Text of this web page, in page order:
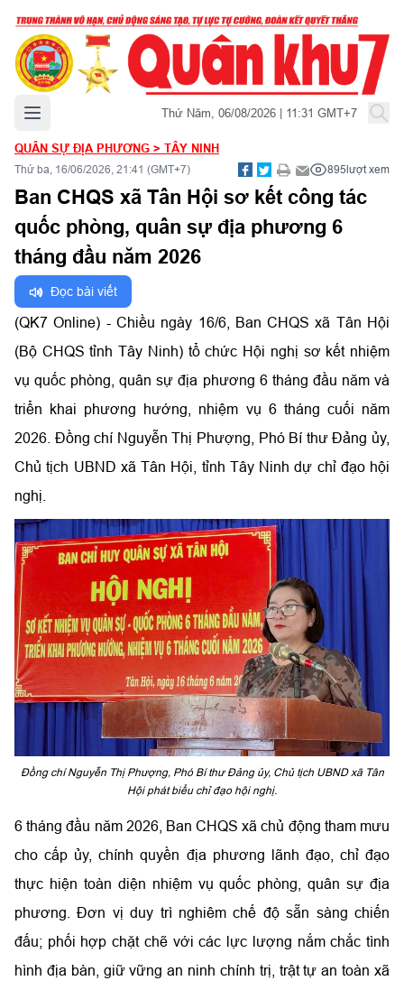
Mở menu chính Thứ Năm, 06/08/2026 | 11:31 GMT+7
QUÂN SỰ ĐỊA PHƯƠNG > TÂY NINH
Thứ ba, 16/06/2026, 21:41 (GMT+7) 895lượt xem
Ban CHQS xã Tân Hội sơ kết công tác
quốc phòng, quân sự địa phương 6
tháng đầu năm 2026
Đọc bài viết
(QK7 Online) - Chiều ngày 16/6, Ban CHQS xã Tân Hội
(Bộ CHQS tỉnh Tây Ninh) tổ chức Hội nghị sơ kết nhiệm
vụ quốc phòng, quân sự địa phương 6 tháng đầu năm và
triển khai phương hướng, nhiệm vụ 6 tháng cuối năm
2026. Đồng chí Nguyễn Thị Phượng, Phó Bí thư Đảng ủy,
Chủ tịch UBND xã Tân Hội, tỉnh Tây Ninh dự chỉ đạo hội
nghị.
Đồng chí Nguyễn Thị Phượng, Phó Bí thư Đảng ủy, Chủ tịch UBND xã Tân
Hội phát biểu chỉ đạo hội nghị.
6 tháng đầu năm 2026, Ban CHQS xã chủ động tham mưu
cho cấp ủy, chính quyền địa phương lãnh đạo, chỉ đạo
thực hiện toàn diện nhiệm vụ quốc phòng, quân sự địa
phương. Đơn vị duy trì nghiêm chế độ sẵn sàng chiến
đấu; phối hợp chặt chẽ với các lực lượng nắm chắc tình
hình địa bàn, giữ vững an ninh chính trị, trật tự an toàn xã